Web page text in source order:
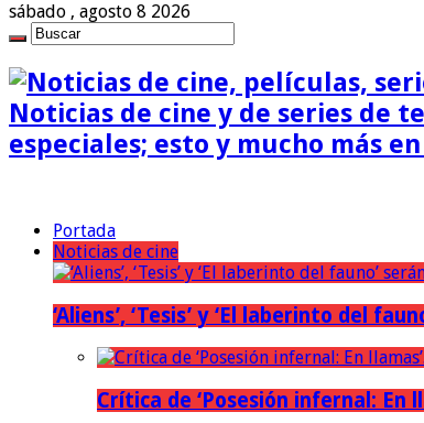
sábado , agosto 8 2026
Noticias de cine y de series de
especiales; esto y mucho más
Portada
Noticias de cine
‘Aliens’, ‘Tesis’ y ‘El laberinto del
Crítica de ‘Posesión infernal: En